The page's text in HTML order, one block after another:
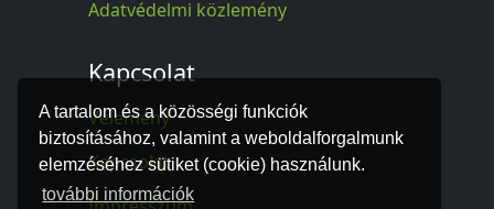
A tartalom és a közösségi funkciók
biztosításához, valamint a weboldalforgalmunk
elemzéséhez sütiket (cookie) használunk.
további információk
Adatvédelmi közlemény
Kapcsolat
Vélemény
Kapcsolat